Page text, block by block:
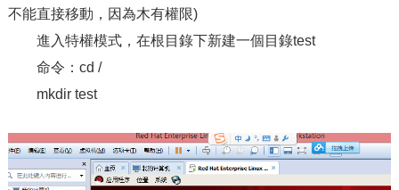
不能直接移動，因為木有權限)
進入特權模式，在根目錄下新建一個目錄test
命令：cd /
mkdir test